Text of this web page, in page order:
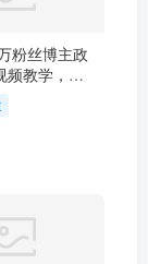
粉丝博主政
频教学，平
持，享伙伴
收益